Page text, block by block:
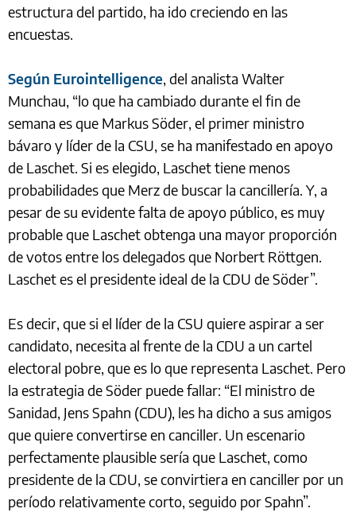
estructura del partido, ha ido creciendo en las
encuestas.
Según Eurointelligence, del analista Walter
Munchau, “lo que ha cambiado durante el fin de
semana es que Markus Söder, el primer ministro
bávaro y líder de la CSU, se ha manifestado en apoyo
de Laschet. Si es elegido, Laschet tiene menos
probabilidades que Merz de buscar la cancillería. Y, a
pesar de su evidente falta de apoyo público, es muy
probable que Laschet obtenga una mayor proporción
de votos entre los delegados que Norbert Röttgen.
Laschet es el presidente ideal de la CDU de Söder”.
Es decir, que si el líder de la CSU quiere aspirar a ser
candidato, necesita al frente de la CDU a un cartel
electoral pobre, que es lo que representa Laschet. Pero
la estrategia de Söder puede fallar: “El ministro de
Sanidad, Jens Spahn (CDU), les ha dicho a sus amigos
que quiere convertirse en canciller. Un escenario
perfectamente plausible sería que Laschet, como
presidente de la CDU, se convirtiera en canciller por un
período relativamente corto, seguido por Spahn”.